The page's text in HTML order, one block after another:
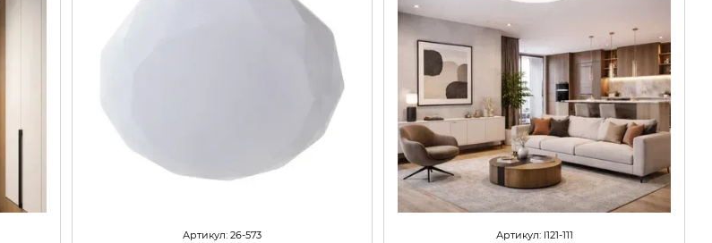
Артикул: 26-573 Артикул: l121-111